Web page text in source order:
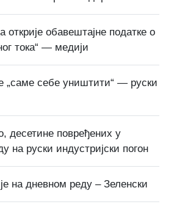
открије обавештајне податке о
тока“ — медији
„саме себе уништити“ — руски
десетине повређених у
на руски индустријски погон
на дневном реду – Зеленски